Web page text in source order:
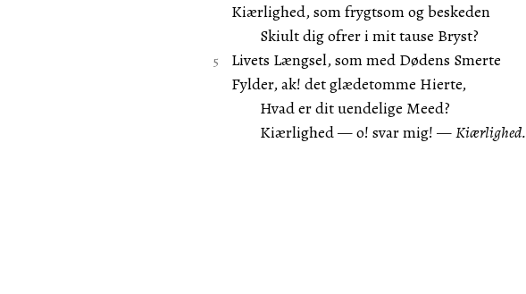
Kiærlighed, som frygtsom og beskeden
Skiult dig ofrer i mit tause Bryst?
Livets Længsel, som med Dødens Smerte
Fylder, ak! det glædetomme Hierte,
Hvad er dit uendelige Meed?
Kiærlighed — o! svar mig! —Kiærlighed.